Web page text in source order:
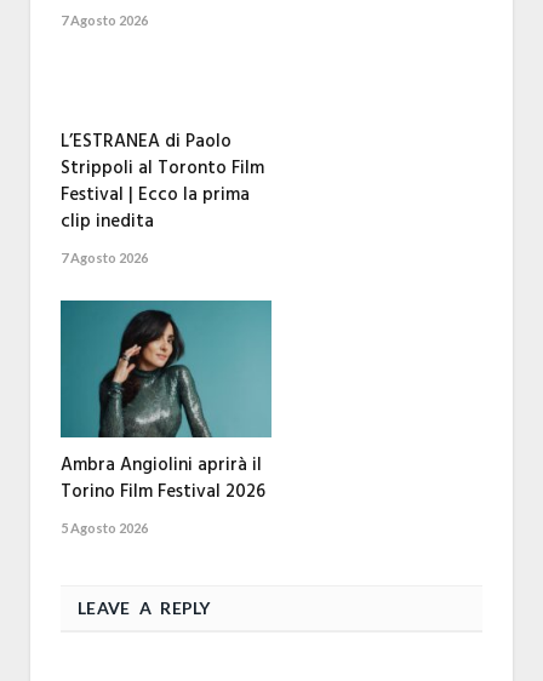
7 Agosto 2026
L’ESTRANEA di Paolo
Strippoli al Toronto Film
Festival | Ecco la prima
clip inedita
7 Agosto 2026
Ambra Angiolini aprirà il
Torino Film Festival 2026
5 Agosto 2026
LEAVE A REPLY